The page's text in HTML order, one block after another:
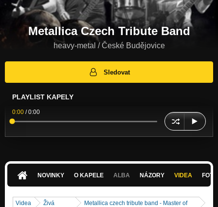
Metallica Czech Tribute Band
heavy-metal / České Budějovice
Sledovat
PLAYLIST KAPELY
0:00 /0:00
NOVINKY O KAPELE ALBA NÁZORY VIDEA
Videa
Živá
Metallica czech tribute band - Master of